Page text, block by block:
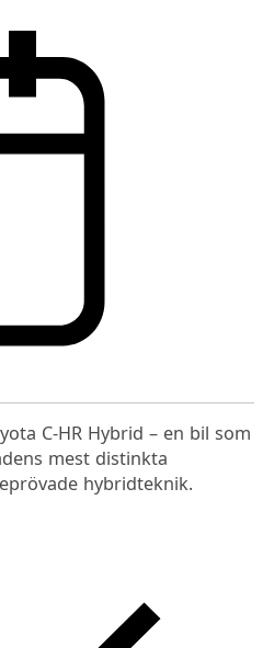
C-HR Hybrid – en bil som
mest distinkta
hybridteknik.